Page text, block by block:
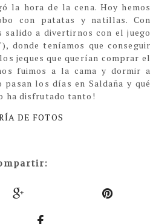
la hora de la cena. Hoy hemos
con patatas y natillas. Con
salido a divertirnos con el juego
donde teníamos que conseguir
jeques que querían comprar el
fuimos a la cama y dormir a
pasan los días en Saldaña y qué
ha disfrutado tanto!
DE FOTOS